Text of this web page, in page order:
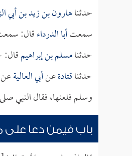
حدثناهارون بن زيد بن أبي
سمعتأبا الدرداءقال:
حدثنامسلم بن إبراهيمقال:
حدثناقتادةعنأبي العاليةعن
وسلم فلعنها، فقال النبي
باب فيمن دعا